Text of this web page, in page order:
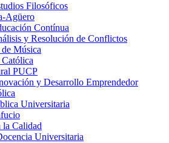
Filosóficos
Agüero
Contínua
y Resolución de Conflictos
Música
PUCP
y Desarrollo Emprendedor
Universitaria
la Calidad
Universitaria